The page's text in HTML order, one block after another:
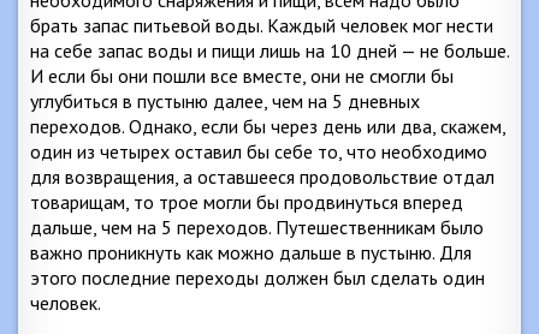
брать запас питьевой воды. Каждый человек мог нести
на себе запас воды и пищи лишь на 10 дней — не больше.
И если бы они пошли все вместе, они не смогли бы
углубиться в пустыню далее, чем на 5 дневных
переходов. Однако, если бы через день или два, скажем,
один из четырех оставил бы себе то, что необходимо
для возвращения, а оставшееся продовольствие отдал
товарищам, то трое могли бы продвинуться вперед
дальше, чем на 5 переходов. Путешественникам было
важно проникнуть как можно дальше в пустыню. Для
этого последние переходы должен был сделать один
человек.